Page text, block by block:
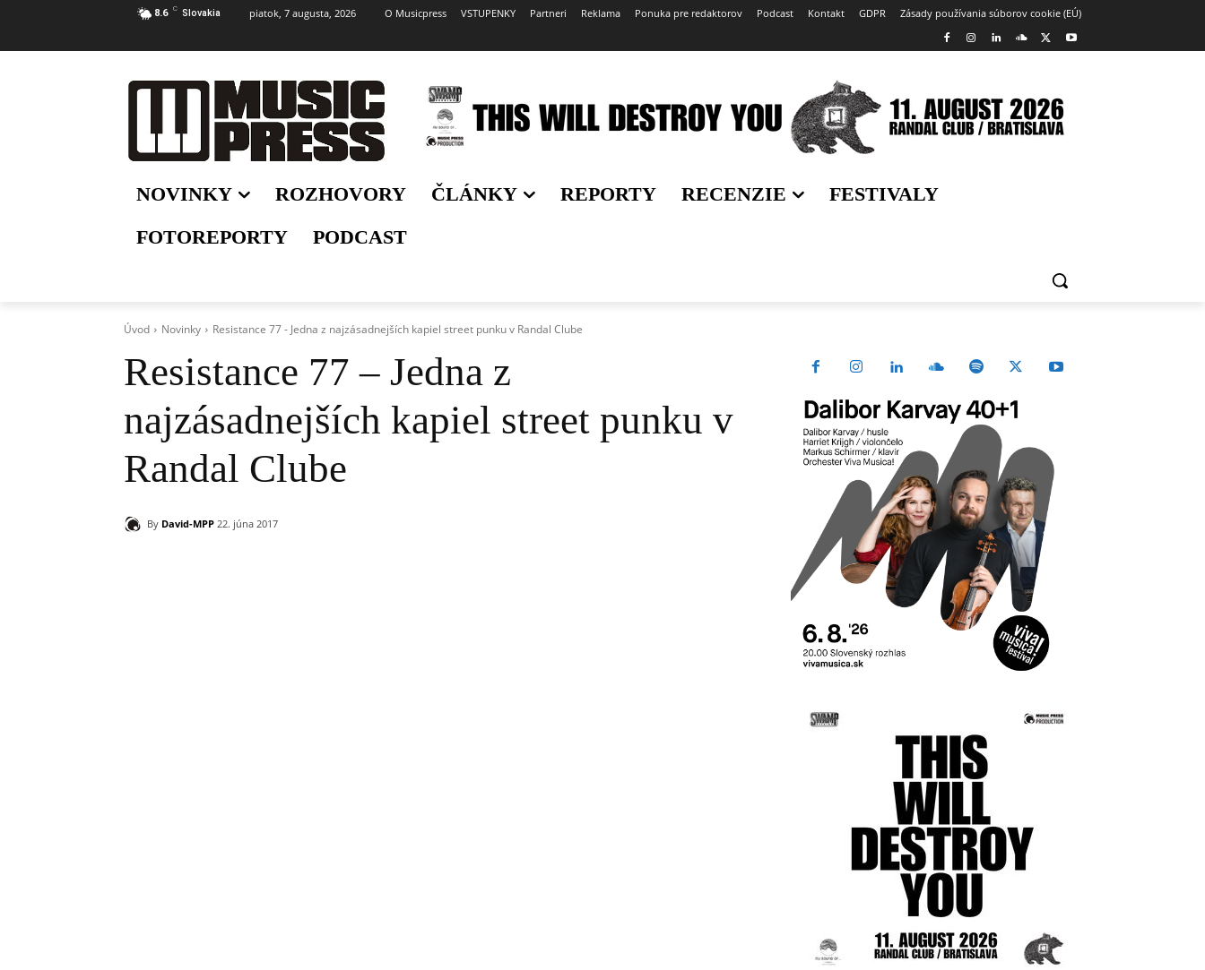
8.6 C Slovakia piatok, 7 augusta, 2026 O Musicpress VSTUPENKY Partneri Reklama Ponuka pre redaktorov Podcast Kontakt GDPR Zásady používania súborov cookie (EÚ)
NOVINKY ROZHOVORY ČLÁNKY REPORTY RECENZIE
FESTIVALY
FOTOREPORTY
PODCAST
Úvod Novinky Resistance 77 - Jedna z najzásadnejších kapiel street punku v Randal Clube
Resistance 77 – Jedna z
najzásadnejších kapiel street punku v
Randal Clube
By David-MPP 22. júna 2017